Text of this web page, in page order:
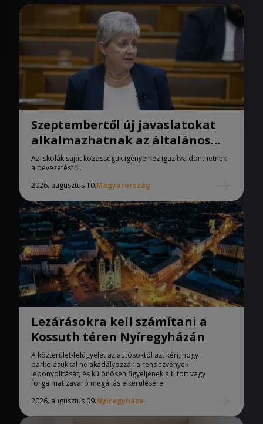
Szeptembertől új javaslatokat
alkalmazhatnak az általános
iskolák
Az iskolák saját közösségük igényeihez igazítva dönthetnek
a bevezetésről.
2026. augusztus 10.Magyarország
Lezárásokra kell számítani a
Kossuth téren Nyíregyházán
A közterület-felügyelet az autósoktól azt kéri, hogy
parkolásukkal ne akadályozzák a rendezvények
lebonyolítását, és különösen figyeljenek a tiltott vagy
forgalmat zavaró megállás elkerülésére.
2026. augusztus 09.Nyíregyháza